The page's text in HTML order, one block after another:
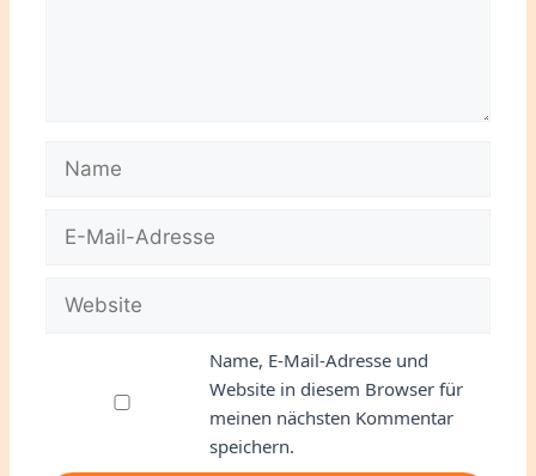
Mail-
Name, E-Mail-Adresse und
Website in diesem Browser für
meinen nächsten Kommentar
speichern.